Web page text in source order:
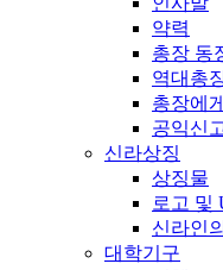
약력
총장 동
역대총
총장에
공익신
신라상징
상징물
로고 및
신라인
대학기구